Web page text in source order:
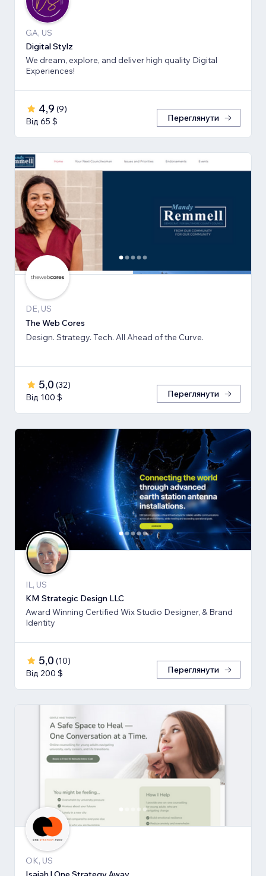
GA, US
Digital Stylz
We dream, explore, and deliver high quality Digital
Experiences!
4,9 (9)
Від 65 $
Переглянути
DE, US
The Web Cores
Design. Strategy. Tech. All Ahead of the Curve.
5,0 (32)
Від 100 $
Переглянути
IL, US
KM Strategic Design LLC
Award Winning Certified Wix Studio Designer, & Brand
Identity
5,0 (10)
Від 200 $
Переглянути
OK, US